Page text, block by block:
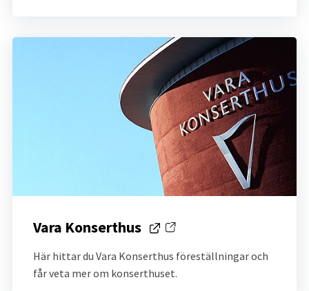
Vara Konserthus
Länk till annan webbplats.
Här hittar du Vara Konserthus föreställningar och
får veta mer om konserthuset.